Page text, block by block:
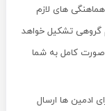
های لازم
گروهی تشکیل خواهد
کامل به شما
ادمین ها ارسال